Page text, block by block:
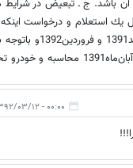
باشد. ج ـ تبعیض در
تاريخ‌هاي
۰۰:۰۰ - ۱۳۹۲/۰۳/۱۲